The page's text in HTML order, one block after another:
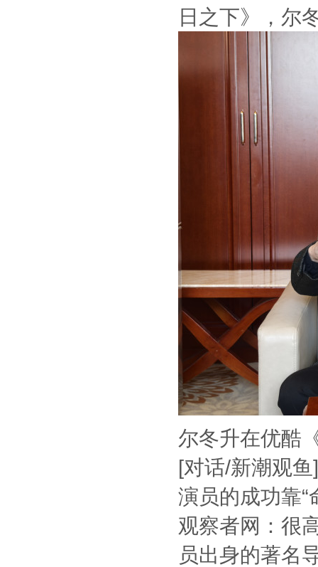
日之下》，尔
尔冬升在优酷
[对话/新潮观鱼]
演员的成功靠“
观察者网：很
员出身的著名